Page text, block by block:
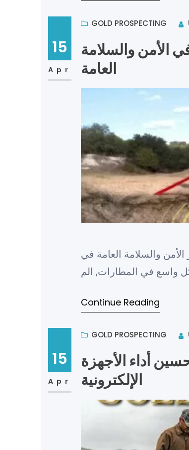
15
Apr
GOLD PROSPECTING
الأمن والسلامة
العامة
والسلامة العامة في
Continue Reading
15
Apr
GOLD PROSPECTING
أداء الأجهزة
الإلكترونية